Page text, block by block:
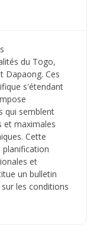
du Togo,
Dapaong. Ces
s'étendant
qui semblent
et maximales
Cette
et
un bulletin
les conditions